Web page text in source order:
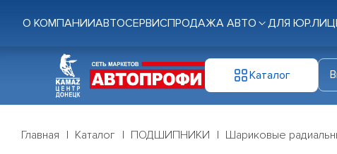
О КОМПАНИИАВТОСЕРВИСПРОДАЖА АВТО ДЛЯ ЮР.ЛИЦ
Каталог
Главная Каталог ПОДШИПНИКИ Шариковые